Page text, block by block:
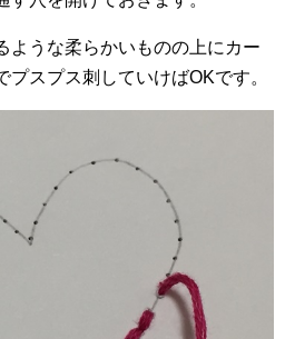
ような柔らかいものの上にカー
プスプス刺していけばOKです。